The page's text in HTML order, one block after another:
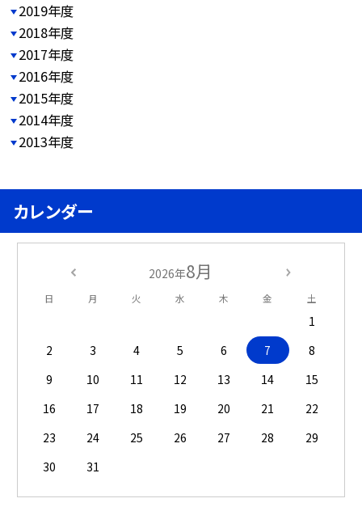
2019年度
2018年度
2017年度
2016年度
2015年度
2014年度
2013年度
カレンダー
2026年8月
日 月 火 水 木 金 土
1
2
3 4 5 6 7
8
9
10 11 12 13 14
15
16
17 18 19 20 21
22
23
24 25 26 27 28
29
30
31